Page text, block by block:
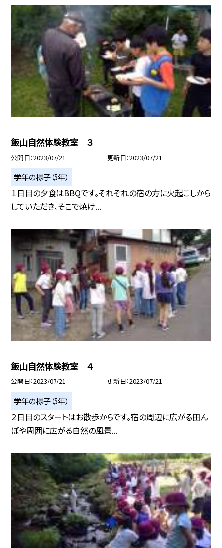
飯山自然体験教室 ３
公開日 2023/07/21 更新日 2023/07/21
学年の様子（5年）
１日目の夕食はBBQです。それぞれの宿の方に火起こしから
していただき、そこで焼け...
飯山自然体験教室 ４
公開日 2023/07/21 更新日 2023/07/21
学年の様子（5年）
２日目のスタートはお散歩からです。宿の周辺に広がる田ん
ぼや周囲に広がる自然の風景...